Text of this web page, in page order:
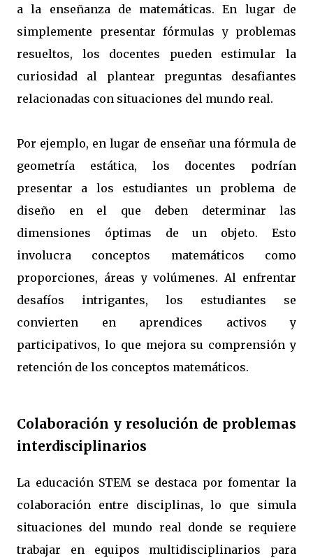
a la enseñanza de matemáticas. En lugar de
simplemente presentar fórmulas y problemas
resueltos, los docentes pueden estimular la
curiosidad al plantear preguntas desafiantes
relacionadas con situaciones del mundo real.
Por ejemplo, en lugar de enseñar una fórmula de
geometría estática, los docentes podrían
presentar a los estudiantes un problema de
diseño en el que deben determinar las
dimensiones óptimas de un objeto. Esto
involucra conceptos matemáticos como
proporciones, áreas y volúmenes. Al enfrentar
desafíos intrigantes, los estudiantes se
convierten en aprendices activos y
participativos, lo que mejora su comprensión y
retención de los conceptos matemáticos.
Colaboración y resolución de problemas
interdisciplinarios
La educación STEM se destaca por fomentar la
colaboración entre disciplinas, lo que simula
situaciones del mundo real donde se requiere
trabajar en equipos multidisciplinarios para